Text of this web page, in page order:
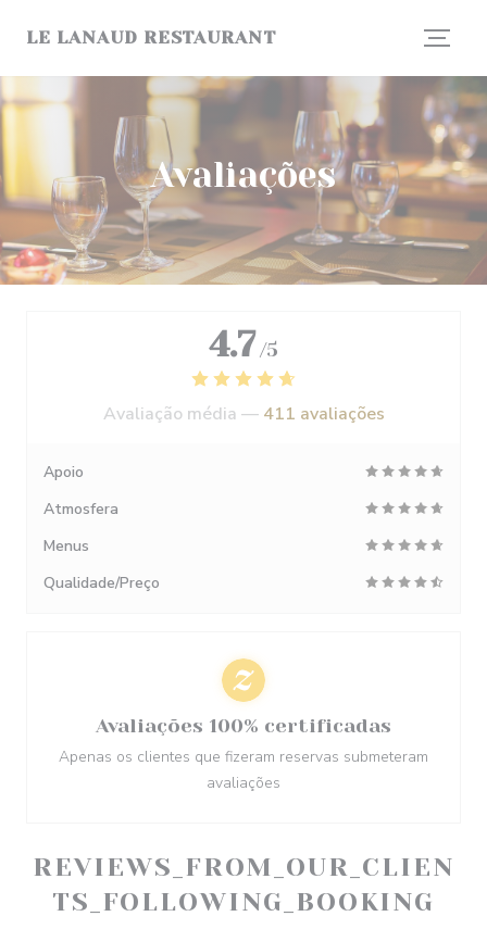
LE LANAUD RESTAURANT
Avaliações
REVIEWS_FROM_OUR_CLIEN
TS_FOLLOWING_BOOKING
4.7 /5
Avaliação média — 411 avaliações
Apoio
Atmosfera
Menus
Qualidade/Preço
Avaliações 100% certificadas
Apenas os clientes que fizeram reservas submeteram
avaliações